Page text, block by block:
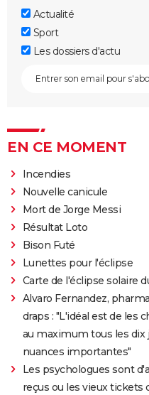
Actualité
Sport
Les dossiers d'actu
EN CE MOMENT
Incendies
Nouvelle canicule
Mort de Jorge Messi
Résultat Loto
Bison Futé
Lunettes pour l'éclipse
Carte de l'éclipse solaire
Alvaro Fernandez,
draps : "L'idéal est de les
au maximum tous les dix
nuances importantes"
Les psychologues sont
reçus ou les vieux tickets